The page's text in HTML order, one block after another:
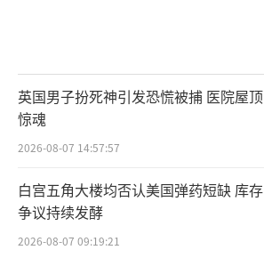
英国男子扮死神引发恐慌被捕 医院屋顶
惊魂
2026-08-07 14:57:57
白宫五角大楼均否认美国弹药短缺 库存
争议持续发酵
2026-08-07 09:19:21